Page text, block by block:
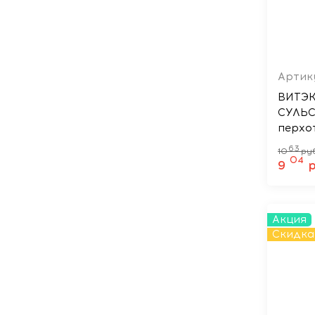
1063
9 04
Акция
Скидка